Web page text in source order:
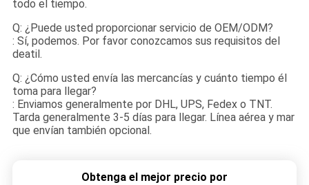
todo el tiempo.
Q: ¿Puede usted proporcionar servicio de OEM/ODM?
: Sí, podemos. Por favor conozcamos sus requisitos del
deatil.
Q: ¿Cómo usted envía las mercancías y cuánto tiempo él
toma para llegar?
: Enviamos generalmente por DHL, UPS, Fedex o TNT.
Tarda generalmente 3-5 días para llegar. Línea aérea y mar
que envían también opcional.
Obtenga el mejor precio por